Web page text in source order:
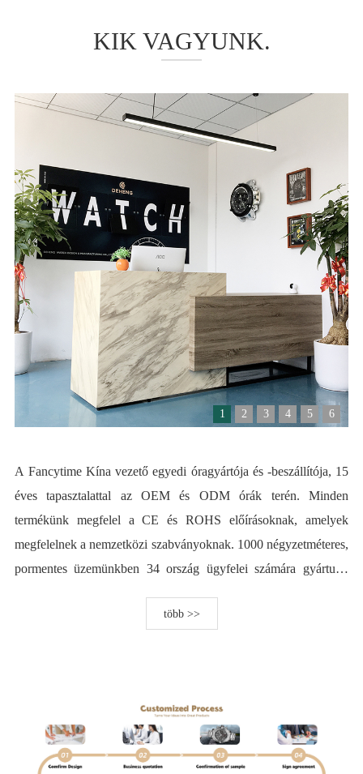
KIK VAGYUNK.
1 2 3 4 5 6
A Fancytime Kína vezető egyedi óragyártója és -beszállítója, 15
éves tapasztalattal az OEM és ODM órák terén. Minden
termékünk megfelel a CE és ROHS előírásoknak, amelyek
megfelelnek a nemzetközi szabványoknak. 1000 négyzetméteres,
pormentes üzemünkben 34 ország ügyfelei számára gyártunk
Küldetésünk: Minden alkalmazottunk kétszeres elégedettségének
ügyfeleknek. Segíteni a márkát küldetésének elérésében, és
beleszerettetni a világot a kínai intelligens gyártásba. Víziónk:
Globális óramárkák stratégiai partnerévé válni, és egy évszázados
több >>